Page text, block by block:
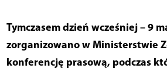
Tymczasem dzień wcześniej – 9
zorganizowano w Ministerstwie
konferencję prasową, podczas